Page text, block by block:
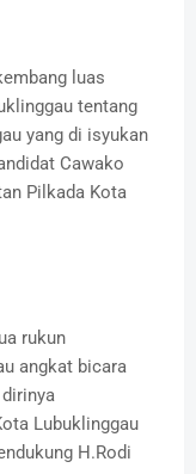
luas
tentang
yang di isyukan
Cawako
Pilkada Kota
rukun
angkat bicara
Lubuklinggau
H.Rodi